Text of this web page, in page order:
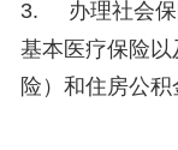
3.
办理社会
基本医疗保险
险）和住房公积